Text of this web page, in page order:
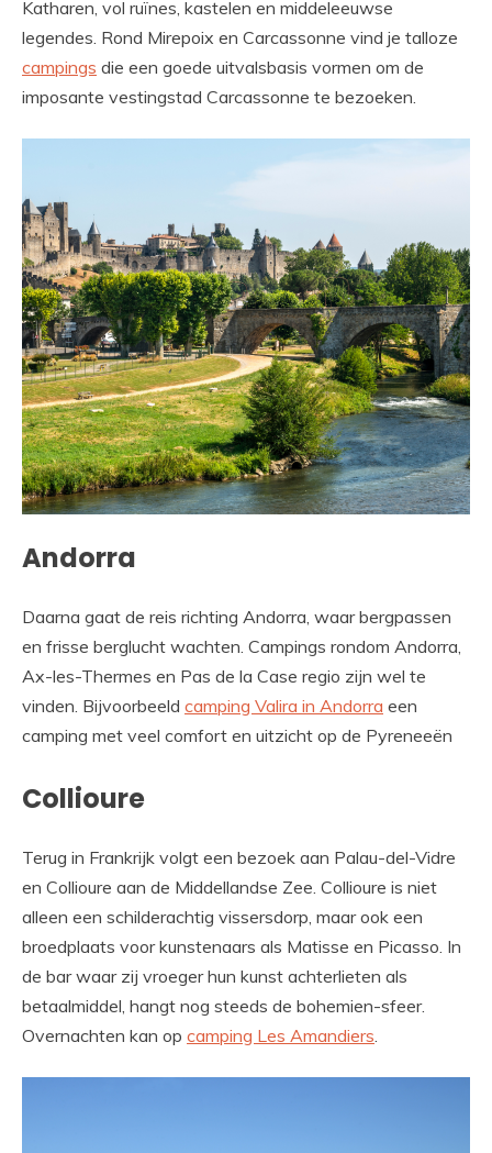
Katharen, vol ruïnes, kastelen en middeleeuwse
legendes. Rond Mirepoix en Carcassonne vind je talloze
campings die een goede uitvalsbasis vormen om de
imposante vestingstad Carcassonne te bezoeken.
Andorra
Daarna gaat de reis richting Andorra, waar bergpassen
en frisse berglucht wachten. Campings rondom Andorra,
Ax-les-Thermes en Pas de la Case regio zijn wel te
vinden. Bijvoorbeeld camping Valira in Andorra een
camping met veel comfort en uitzicht op de Pyreneeën
Collioure
Terug in Frankrijk volgt een bezoek aan Palau-del-Vidre
en Collioure aan de Middellandse Zee. Collioure is niet
alleen een schilderachtig vissersdorp, maar ook een
broedplaats voor kunstenaars als Matisse en Picasso. In
de bar waar zij vroeger hun kunst achterlieten als
betaalmiddel, hangt nog steeds de bohemien-sfeer.
Overnachten kan op camping Les Amandiers